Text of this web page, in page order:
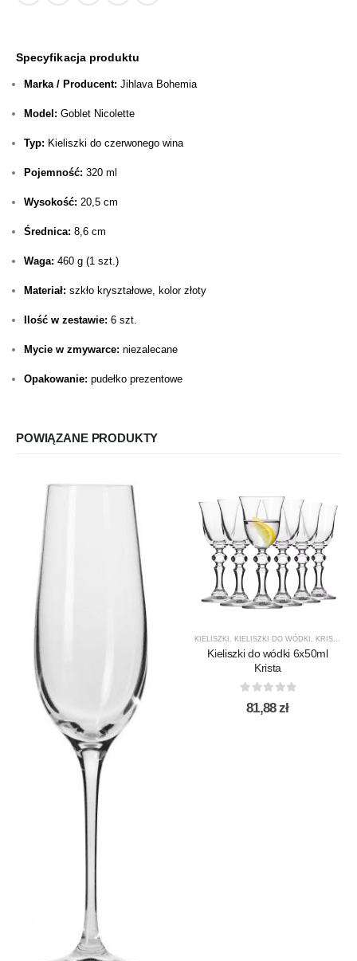
Specyfikacja produktu
Marka / Producent: Jihlava Bohemia
Model: Goblet Nicolette
Typ: Kieliszki do czerwonego wina
Pojemność: 320 ml
Wysokość: 20,5 cm
Średnica: 8,6 cm
Waga: 460 g (1 szt.)
Materiał: szkło kryształowe, kolor złoty
Ilość w zestawie: 6 szt.
Mycie w zmywarce: niezalecane
Opakowanie: pudełko prezentowe
POWIĄZANE PRODUKTY
KIELISZKI , KIELISZKI DO WÓDKI , KRISTA
Kieliszki do wódki 6x50ml
Krista
out of 5
81,88zł